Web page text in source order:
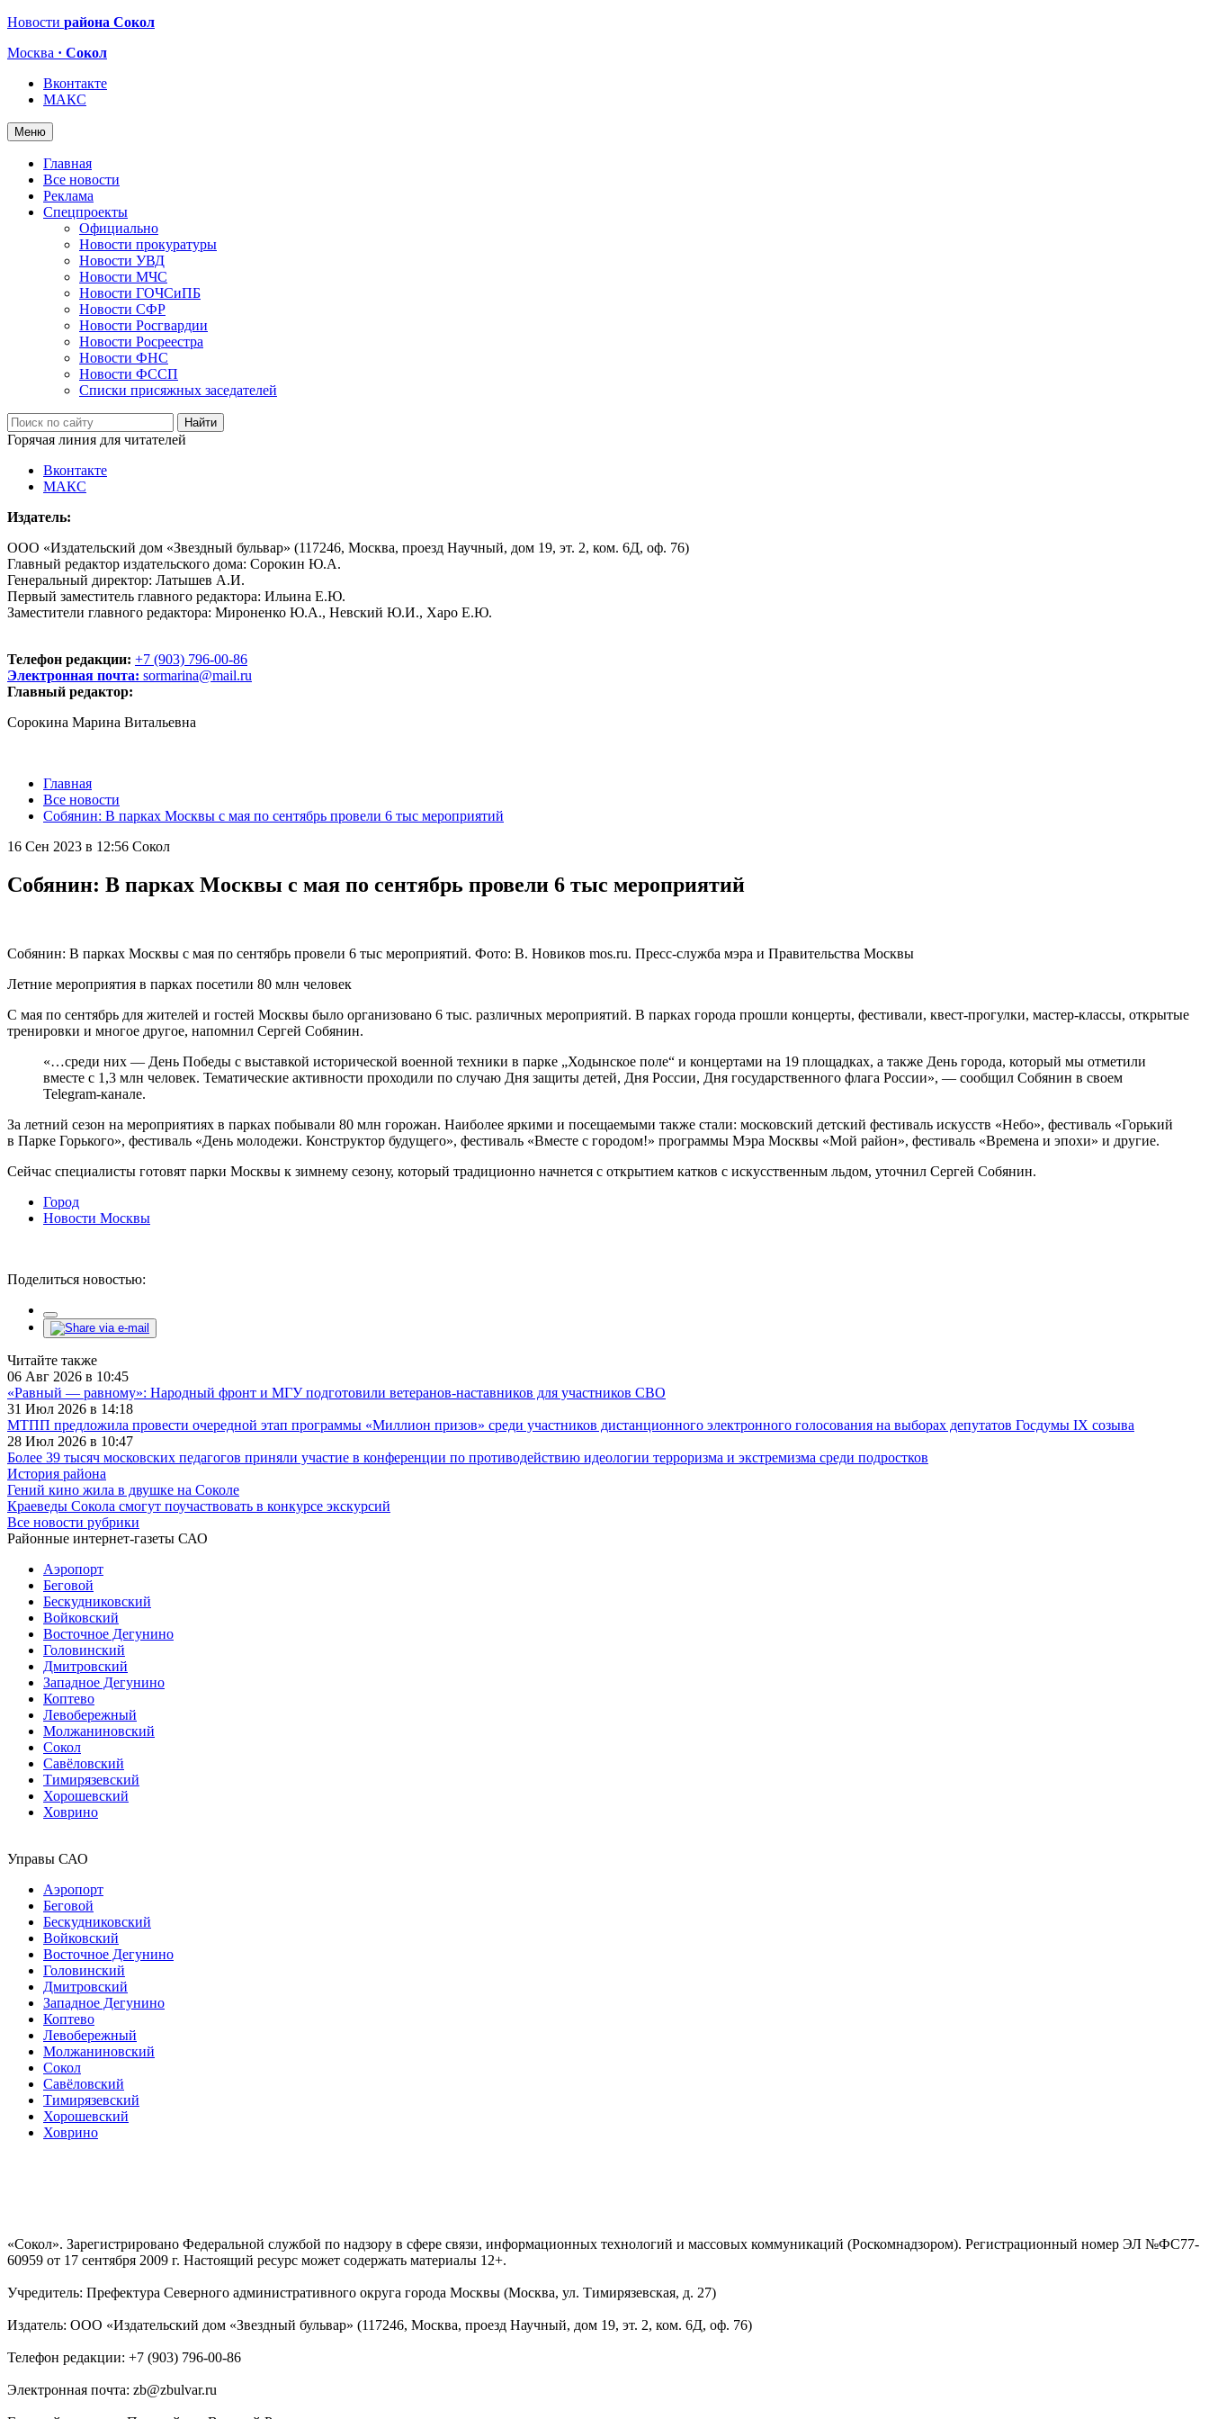
Новости района Сокол
Москва · Сокол
Вконтакте
МАКС
Меню
Главная
Все новости
Реклама
Спецпроекты
Официально
Новости прокуратуры
Новости УВД
Новости МЧС
Новости ГОЧСиПБ
Новости СФР
Новости Росгвардии
Новости Росреестра
Новости ФНС
Новости ФССП
Списки присяжных заседателей
Горячая линия для читателей
Вконтакте
МАКС
Издатель:
ООО «Издательский дом «Звездный бульвар» (117246, Москва, проезд Научный, дом 19, эт. 2, ком. 6Д, оф. 76)
Главный редактор издательского дома: Сорокин Ю.А.
Генеральный директор: Латышев А.И.
Первый заместитель главного редактора: Ильина Е.Ю.
Заместители главного редактора: Мироненко Ю.А., Невский Ю.И., Харо Е.Ю.
Телефон редакции: +7 (903) 796-00-86
Электронная почта: sormarina@mail.ru
Главный редактор:
Сорокина Марина Витальевна
Главная
Все новости
Собянин: В парках Москвы с мая по сентябрь провели 6 тыс мероприятий
16 Сен 2023 в 12:56 Сокол
Собянин: В парках Москвы с мая по сентябрь провели 6 тыс мероприятий
Собянин: В парках Москвы с мая по сентябрь провели 6 тыс мероприятий. Фото: В. Новиков mos.ru. Пресс-служба мэра и Правительства Москвы
Летние мероприятия в парках посетили 80 млн человек
С мая по сентябрь для жителей и гостей Москвы было организовано 6 тыс. различных мероприятий. В парках города прошли концерты, фестивали, квест-прогулки, мастер-классы, открытые
тренировки и многое другое, напомнил Сергей Собянин.
«…среди них — День Победы с выставкой исторической военной техники в парке „Ходынское поле“ и концертами на 19 площадках, а также День города, который мы отметили
вместе с 1,3 млн человек. Тематические активности проходили по случаю Дня защиты детей, Дня России, Дня государственного флага России», — сообщил Собянин в своем
Telegram-канале.
За летний сезон на мероприятиях в парках побывали 80 млн горожан. Наиболее яркими и посещаемыми также стали: московский детский фестиваль искусств «Небо», фестиваль «Горький
в Парке Горького», фестиваль «День молодежи. Конструктор будущего», фестиваль «Вместе с городом!» программы Мэра Москвы «Мой район», фестиваль «Времена и эпохи» и другие.
Сейчас специалисты готовят парки Москвы к зимнему сезону, который традиционно начнется с открытием катков с искусственным льдом, уточнил Сергей Собянин.
Город
Новости Москвы
Поделиться новостью:
Читайте также
06 Авг 2026 в 10:45
«Равный — равному»: Народный фронт и МГУ подготовили ветеранов-наставников для участников СВО
31 Июл 2026 в 14:18
МТПП предложила провести очередной этап программы «Миллион призов» среди участников дистанционного электронного голосования на выборах депутатов Госдумы IX созыва
28 Июл 2026 в 10:47
Более 39 тысяч московских педагогов приняли участие в конференции по противодействию идеологии терроризма и экстремизма среди подростков
История района
Гений кино жила в двушке на Соколе
Краеведы Сокола смогут поучаствовать в конкурсе экскурсий
Все новости рубрики
Районные интернет-газеты САО
Аэропорт
Беговой
Бескудниковский
Войковский
Восточное Дегунино
Головинский
Дмитровский
Западное Дегунино
Коптево
Левобережный
Молжаниновский
Сокол
Савёловский
Тимирязевский
Хорошевский
Ховрино
Управы САО
Аэропорт
Беговой
Бескудниковский
Войковский
Восточное Дегунино
Головинский
Дмитровский
Западное Дегунино
Коптево
Левобережный
Молжаниновский
Сокол
Савёловский
Тимирязевский
Хорошевский
Ховрино
«Сокол». Зарегистрировано Федеральной службой по надзору в сфере связи, информационных технологий и массовых коммуникаций (Роскомнадзором). Регистрационный номер ЭЛ №ФС77-
60959 от 17 сентября 2009 г. Настоящий ресурс может содержать материалы 12+.
Учредитель: Префектура Северного административного округа города Москвы (Москва, ул. Тимирязевская, д. 27)
Издатель: ООО «Издательский дом «Звездный бульвар» (117246, Москва, проезд Научный, дом 19, эт. 2, ком. 6Д, оф. 76)
Телефон редакции: +7 (903) 796-00-86
Электронная почта: zb@zbulvar.ru